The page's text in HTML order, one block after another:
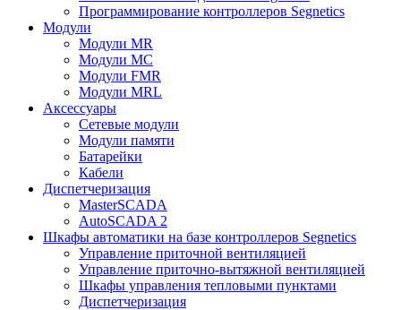
Программирование контроллеров Segnetics
Модули
Модули MR
Модули MC
Модули FMR
Модули MRL
Аксеcсуары
Сетевые модули
Модули памяти
Батарейки
Кабели
Диспетчеризация
MasterSCADA
AutoSCADA 2
Шкафы автоматики на базе контроллеров Segnetics
Управление приточной вентиляцией
Управление приточно-вытяжной вентиляцией
Шкафы управления тепловыми пунктами
Диспетчеризация